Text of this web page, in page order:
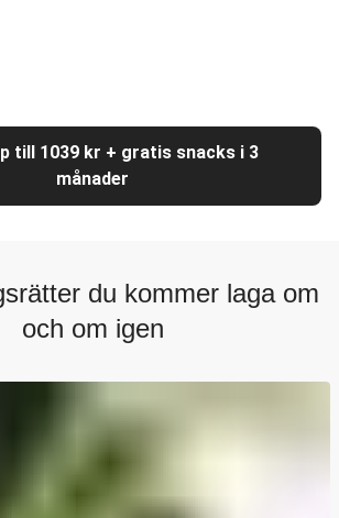
till 1039 kr + gratis snacks i 3
månader
du kommer laga om
och om igen